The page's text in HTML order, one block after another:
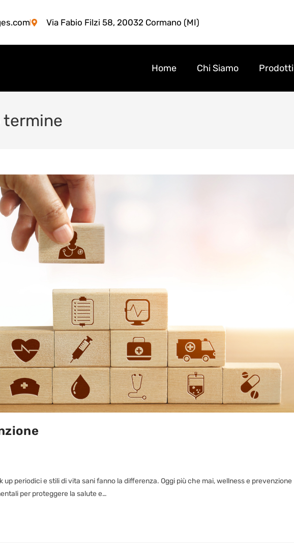
Via Fabio Filzi 58, 20032 Cormano (MI)
Home Chi Siamo Prodotti
termine
periodici e stili di vita sani fanno la differenza. Oggi più che mai, wellness e prevenzione
per proteggere la salute e…